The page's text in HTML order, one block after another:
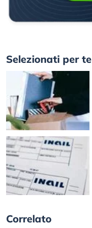
Selezionati per te
Correlato